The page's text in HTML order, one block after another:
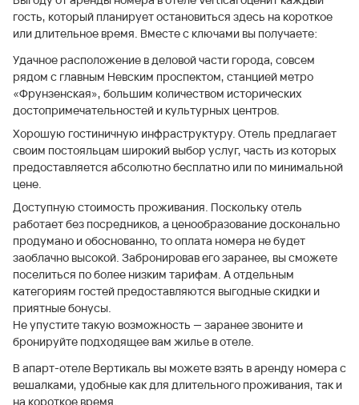
гость, который планирует остановиться здесь на короткое
или длительное время. Вместе с ключами вы получаете:
Удачное расположение в деловой части города, совсем
рядом с главным Невским проспектом, станцией метро
«Фрунзенская», большим количеством исторических
достопримечательностей и культурных центров.
Хорошую гостиничную инфраструктуру. Отель предлагает
своим постояльцам широкий выбор услуг, часть из которых
предоставляется абсолютно бесплатно или по минимальной
цене.
Доступную стоимость проживания. Поскольку отель
работает без посредников, а ценообразование досконально
продумано и обоснованно, то оплата номера не будет
заоблачно высокой. Забронировав его заранее, вы сможете
поселиться по более низким тарифам. А отдельным
категориям гостей предоставляются выгодные скидки и
приятные бонусы.
Не упустите такую возможность — заранее звоните и
бронируйте подходящее вам жилье в отеле.
В апарт-отеле Вертикаль вы можете взять в аренду номера с
вешалками, удобные как для длительного проживания, так и
на короткое время.